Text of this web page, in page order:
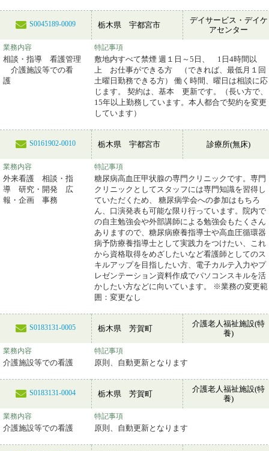
S0045189-0009 栃木県 宇都宮市
デイサービス・デイケ
アセンター
業務内容
相談・指導 看護管理
介護施設等での看
護
特記事項
敷地内すべて禁煙 週１日～5日、 1日4時間以
上 お仕事ができる方 （できれば、最低月１回
土曜日勤務できる方） 働く時間、曜日は相談に応
じます。 契約は、基本 更新です。（長い方で、
15年以上勤務しています。本人都合で契約を変更
しています）
S0161902-0010 栃木県 宇都宮市 診療所(無床)
業務内容
外来看護 相談・指
導 研究・開発 広
報・企画 事務
特記事項
糖尿病高血圧甲状腺の専門クリニックです。専門
クリニックとしてスタッフには専門知識を習得し
ていただくため、 糖尿病学会への参加はもちろ
ん、口演発表も可能な限り行っています。院内で
の自主勉強会や外部講師による勉強会もたくさん
ありますので、糖尿病療養指導士や高血圧循環器
病予防療養指導士として実践力をつけたい、これ
から資格取得をめざしたいなど看護師としてのス
キルアップを目指したい方、電子カルテ入力やプ
レゼンテーション資料作成でパソコンスキルを活
かしたい方などに向いています。 ※業務の変更範
囲：変更なし
S0183131-0005 栃木県 芳賀町
介護老人福祉施設(特
養)
業務内容
介護施設等での看護
特記事項
原則、自動更新となります
S0183131-0004 栃木県 芳賀町
介護老人福祉施設(特
養)
業務内容
介護施設等での看護
特記事項
原則、自動更新となります